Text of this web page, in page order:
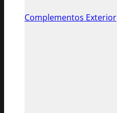
Complementos Exterior